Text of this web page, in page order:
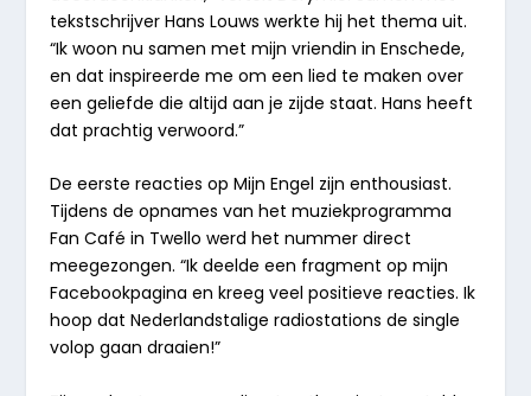
tekstschrijverHans Louws werkte hij het thema uit.
“Ik woon nu samen met mijn vriendin in Enschede,
en dat inspireerde me om een lied te maken over
een geliefde die altijd aan je zijde staat. Hans heeft
dat prachtig verwoord.”
De eerste reacties op Mijn Engel zijn enthousiast.
Tijdens de opnames van het muziekprogramma
Fan Café in Twello werd het nummer direct
meegezongen. “Ik deelde een fragment op mijn
Facebookpagina en kreeg veel positieve reacties. Ik
hoop dat Nederlandstalige radiostations de single
volop gaan draaien!”